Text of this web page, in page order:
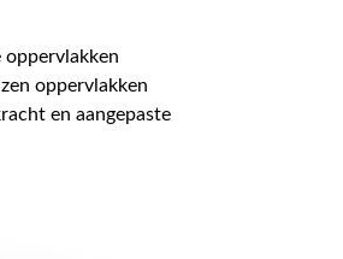
oppervlakken
oppervlakken
en aangepaste